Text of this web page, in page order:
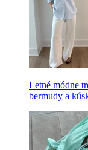
Letné módne
bermudy a